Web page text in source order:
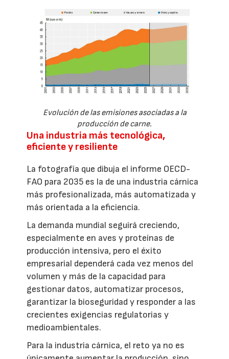
Evolución de las emisiones asociadas a la
producción de carne.
Una industria más tecnológica,
eficiente y resiliente
La fotografía que dibuja el informe OECD-
FAO para 2035 es la de una industria cárnica
más profesionalizada, más automatizada y
más orientada a la eficiencia.
La demanda mundial seguirá creciendo,
especialmente en aves y proteínas de
producción intensiva, pero el éxito
empresarial dependerá cada vez menos del
volumen y más de la capacidad para
gestionar datos, automatizar procesos,
garantizar la bioseguridad y responder a las
crecientes exigencias regulatorias y
medioambientales.
Para la industria cárnica, el reto ya no es